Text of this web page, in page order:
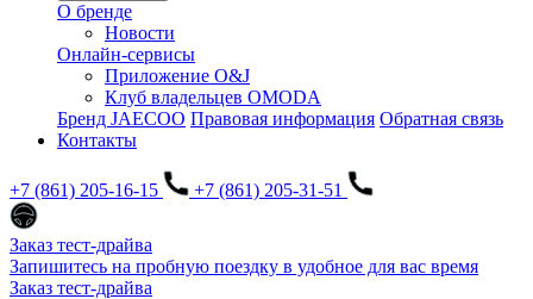
О бренде
Новости
Онлайн-сервисы
Приложение O&J
Клуб владельцев OMODA
Бренд JAECOO Правовая информация Обратная связь
Контакты
+7 (861) 205-16-15 +7 (861) 205-31-51
Заказ тест-драйва
Запишитесь на пробную поездку в удобное для вас время
Заказ тест-драйва